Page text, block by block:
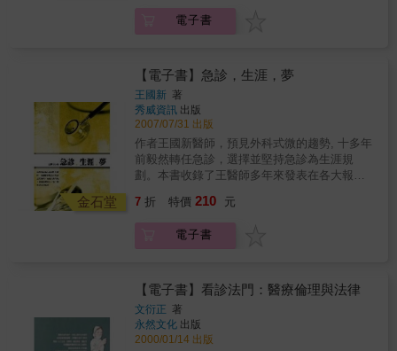
只要有健保卡，當你家成為就近社區的「健康
家庭會員」，可以享受到不少的便利與好處。
「健康家庭會員」，各社區醫療群健康家庭會
員的滿意度也相當高。特別是免費的24小時緊
急諮詢專線，不論是由家庭醫師親自接聽，或
由醫師委託專業護理師回答諮詢，都可以初步
了解你的不適，自然可以減少驚慌失措衝急診
的奔波。參加「健康家庭會員」完全不需額外
付費，相關費用是由中央健康保險局支付的。
談健康醫療的書籍，多以器官或疾病為導向，
這本書，希望對大家目前就醫困境有所幫助，
能因了解基層醫療與家庭醫師，而多份就醫的
選擇。2000年，世界衛生組織公布對各國做
「健康水平」的評估結果：一個國家的國民健
高科技與專科技術，是各國容易學習的，但如
何在社區讓民眾得到周全的照顧、就醫的公平
性、可近性及持續性方面的追求，是比醫院醫
療工作更加的困難。一個國家的醫療體系，重
巧。通常在醫療院所中，當病人有情緒行為問
題，或某些精神疾病時，就需要臨床心理師的
護人員，卻被病人誤解；一位認真想幫忙病人
快點好起來家屬，卻被認為是在找麻煩。其實
最簡單的解決方法，就是如果可以在醫病溝通
的過程中，有一位臨床心理師，當做是彼此的
橋樑。如此一來，即可有效地解決醫病溝通的
困難，也不會花費其他醫療人員過多的時間。
因為臨床心理師在醫病溝通的過程中，扮演著
通的推手，客觀的第三者。臨床心理師的訓練
是說，身為臨床心理師，就像一般人一樣，沒
心理師相較於其他醫療人員，更容易以「病
人」的角度，來理解病人在醫病溝通時內心的
需求與想法。
的無頭公案，和藥到命除有關；但，除了解
能降低的，檢驗單是不能少開的，藥不能少給
的，手術，尤其是「金雞母手術」是不能不動
的；因為那都是如今很多醫院診所的生財來
源。對醫院經營者而言，醫療人員，有如儀器
設備一樣，只是醫院生財鏈的一環而已。民國
89年時，看到政府在健保瀕臨財務危機中，醫
護人員在業績掛帥的管理制度下成為「醫療奴
工」，醫師們分不清楚自己是在「行醫」還是
在「做工」？在追求速效、向錢看齊的環境
生」、「壞護士」；在超高門診量與績效壓力
下，「行醫尊嚴」蕩然無存；而病人在求醫過
聽」與「貨比三家」，對醫療體系充滿怨言與
無奈，甚者成為粗糙醫療品質下的犧牲者。醫
療照顧很吊詭的地方是，一方面是科技語言的
結合體（雖然說的是國語或閩南話），與一般
人日常生活語言距離甚遠，常常讓人如鴨子聽
電子書
金石堂
【電子書】急診，生涯，夢
王國新 著
秀威資訊 出版
2007/07/31 出版
作者王國新醫師，預見外科式微的趨勢, 十多年
前毅然轉任急診，選擇並堅持急診為生涯規
劃。本書收錄了王醫師多年來發表在各大報的
事，還有許多對現今醫療環境、制度所發出的
書內的插畫，都是他的作品。做一個傳統專科
力，在看盡人情冷暖、歷遍生老病死後，對於
醫界的黨同伐異和爭名奪利，除了不屑，還有
悲憐。急診醫學專科成立已12年，在醫學界的
地位仍然未受重視，急診醫師的角色很不穩
7 折 特價 210 元
電子書
【電子書】看診法門：醫療倫理與法律
文衍正 著
永然文化 出版
2000/01/14 出版